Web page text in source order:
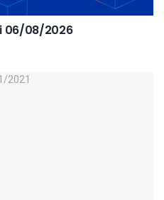
06/08/2026